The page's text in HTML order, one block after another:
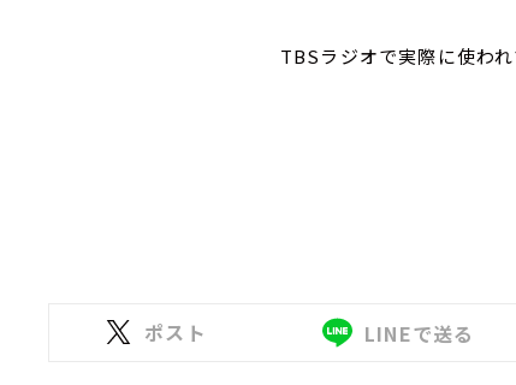
TBSラジオで実際に使わ
ポスト LINEで送る